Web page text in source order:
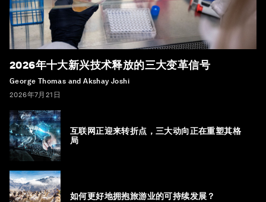
2026年十大新兴技术释放的三大变革信号
George Thomas and Akshay Joshi
2026年7月21日
互联网正迎来转折点，三大动向正在重塑其格
局
如何更好地拥抱旅游业的可持续发展？